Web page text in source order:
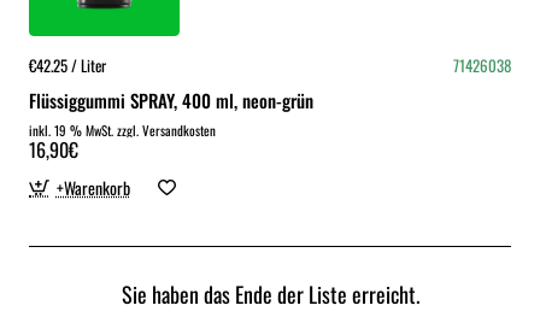
€42.25 / Liter 71426038
Flüssiggummi SPRAY, 400 ml, neon-grün
inkl. 19 % MwSt. zzgl. Versandkosten
16,90€
+Warenkorb
Sie haben das Ende der Liste erreicht.